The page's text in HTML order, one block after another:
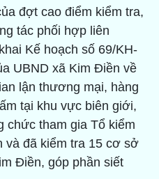
đợt cao điểm kiểm tra,
tác phối hợp liên
Kế hoạch số 69/KH-
UBND xã Kim Điền về
lận thương mại, hàng
tại khu vực biên giới,
chức tham gia Tổ kiểm
và đã kiểm tra 15 cơ sở
Điền, góp phần siết